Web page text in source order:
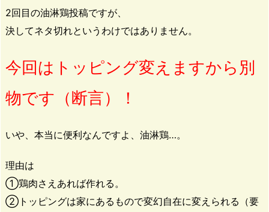
2回目の油淋鶏投稿ですが、
決してネタ切れというわけではありません。
今回はトッピング変えますから別
物です（断言）！
いや、本当に便利なんですよ、油淋鶏…。
理由は
①鶏肉さえあれば作れる。
②トッピングは家にあるもので変幻自在に変えられる（要